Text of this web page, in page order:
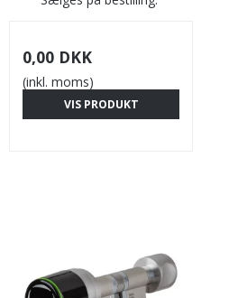
0,00 DKK
(inkl. moms)
VIS PRODUKT